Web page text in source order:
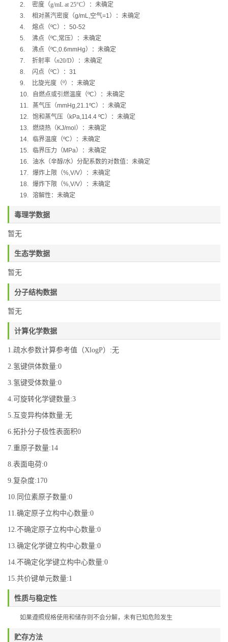
2.
密度（g/mL at 25°C）
：未确定
3.
相对蒸汽密度（g/mL,空气=1）：未确定
4.
熔点（ºC）： 50-52
5.
沸点（ºC,常压）：未确定
6.
沸点（ºC,0.6mmHg）：未确定
7.
折射率（n20/D）：未确定
8.
闪点（ºC）： 31
9.
比旋光度（º）：未确定
10.
自燃点或引燃温度（ºC）：未确定
11.
蒸气压（mmHg,21.1ºC）：未确定
12. 饱和蒸气压（ kPa,114.4 ºC）：未确定
13. 燃烧热（ KJ/mol ）：未确定
14.
临界温度（ºC）：未确定
15.
临界压力（ MPa）：未确定
16. 油水（辛醇/水）分配系数的对数值：未确定
17. 爆炸上限（%,V/V）：未确定
18. 爆炸下限（%,V/V）：未确定
19. 溶解性：未确定
毒理学数据
暂无
生态学数据
暂无
分子结构数据
暂无
计算化学数据
1.疏水参数计算参考值（XlogP）:无
2.氢键供体数量:0
3.氢键受体数量:0
4.可旋转化学键数量:3
5.互变异构体数量:无
6.拓扑分子极性表面积0
7.重原子数量:14
8.表面电荷:0
9.复杂度:170
10.同位素原子数量:0
11.确定原子立构中心数量:0
12.不确定原子立构中心数量:0
13.确定化学键立构中心数量:0
14.不确定化学键立构中心数量:0
15.共价键单元数量:1
性质与稳定性
如果遵照规格使用和储存则不会分解，未有已知危险发生
贮存方法